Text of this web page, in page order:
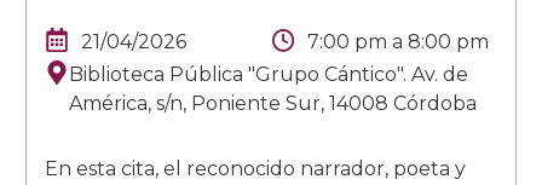
21/04/2026 7:00 pm a 8:00 pm
Biblioteca Pública "Grupo Cántico". Av. de
América, s/n, Poniente Sur, 14008 Córdoba
En esta cita, el reconocido narrador, poeta y